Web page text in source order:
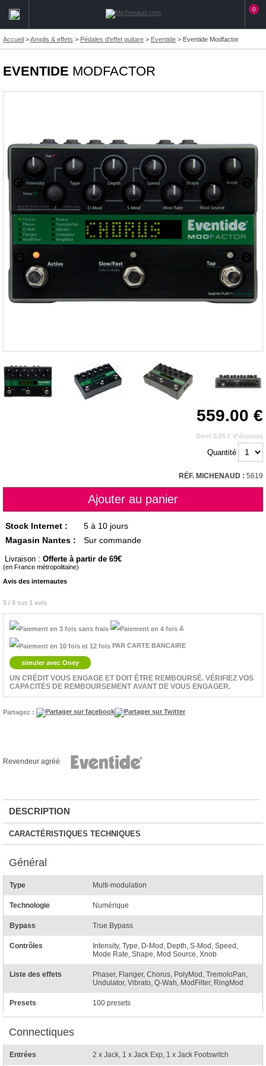
0
Accueil >Amplis & effets > Pédales d'effet guitare > Eventide > Eventide Modfactor
EVENTIDE MODFACTOR
559.00
Dont 0.05 € d'écotaxe
Quantité
RÉF. MICHENAUD : 5619
Stock Internet :
5 à 10 jours
Magasin Nantes :
Sur commande
Livraison : Offerte à partir de 69
(en France métropolitaine)
Avis des internautes
5 / 5 sur 1 avis
&
PAR CARTE BANCAIRE
simuler avec Oney
UN CRÉDIT VOUS ENGAGE ET DOIT ÊTRE REMBOURSÉ. VÉRIFIEZ VOS
CAPACITÉS DE REMBOURSEMENT AVANT DE VOUS ENGAGER.
Partagez :
Revendeur agréé
DESCRIPTION
CARACTÉRISTIQUES TECHNIQUES
Général
Type Multi-modulation
Technologie Numérique
Bypass True Bypass
Contrôles
Intensity, Type, D-Mod, Depth, S-Mod, Speed,
Mode Rate, Shape, Mod Source, Xnob
Liste des effets
Phaser, Flanger, Chorus, PolyMod, TremoloPan,
Undulator, Vibrato, Q-Wah, ModFilter, RingMod
Presets 100 presets
Connectiques
Entrées 2 x Jack, 1 x Jack Exp, 1 x Jack Footswitch